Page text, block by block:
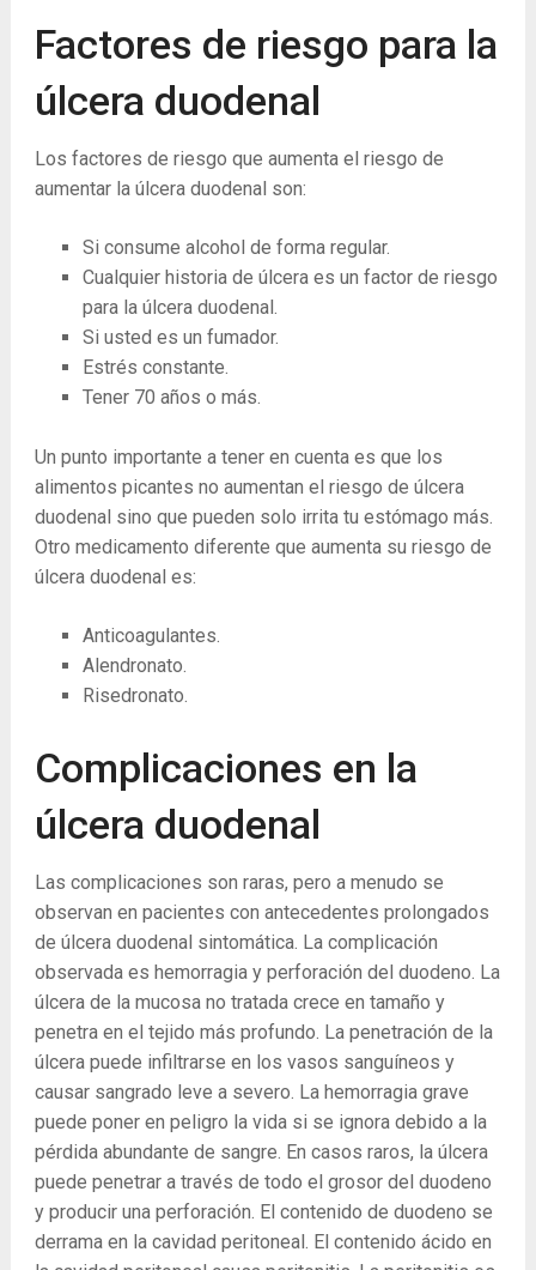
Factores de riesgo para la
úlcera duodenal
Los factores de riesgo que aumenta el riesgo de
aumentar la úlcera duodenal son:
Si consume alcohol de forma regular.
Cualquier historia de úlcera es un factor de riesgo
para la úlcera duodenal.
Si usted es un fumador.
Estrés constante.
Tener 70 años o más.
Un punto importante a tener en cuenta es que los
alimentos picantes no aumentan el riesgo de úlcera
duodenal sino que pueden solo irrita tu estómago más.
Otro medicamento diferente que aumenta su riesgo de
úlcera duodenal es:
Anticoagulantes.
Alendronato.
Risedronato.
Complicaciones en la
úlcera duodenal
Las complicaciones son raras, pero a menudo se
observan en pacientes con antecedentes prolongados
de úlcera duodenal sintomática. La complicación
observada es hemorragia y perforación del duodeno. La
úlcera de la mucosa no tratada crece en tamaño y
penetra en el tejido más profundo. La penetración de la
úlcera puede infiltrarse en los vasos sanguíneos y
causar sangrado leve a severo. La hemorragia grave
puede poner en peligro la vida si se ignora debido a la
pérdida abundante de sangre. En casos raros, la úlcera
puede penetrar a través de todo el grosor del duodeno
y producir una perforación. El contenido de duodeno se
derrama en la cavidad peritoneal. El contenido ácido en